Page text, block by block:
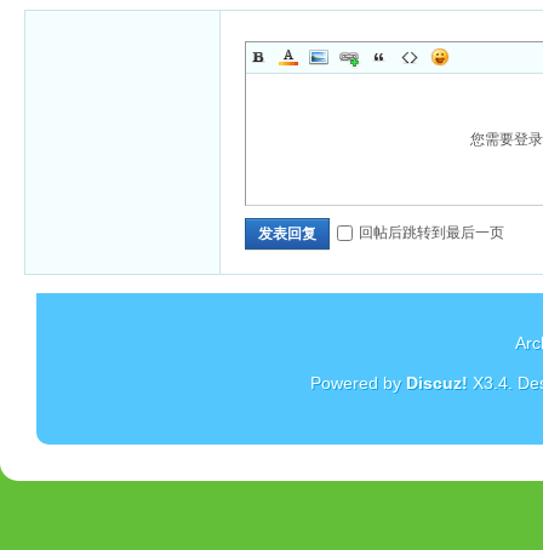
您需要登
发表回复 回帖后跳转到最后一页
Powered by Discuz! X3.4.